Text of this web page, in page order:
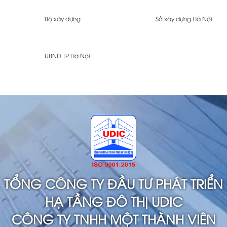
Bộ xây dựng Sở xây dựng Hà Nội
UBND TP Hà Nội
TỔNG CÔNG TY ĐẦU TƯ PHÁT TRIỂN
HẠ TẦNG ĐÔ THỊ UDIC
CÔNG TY TNHH MỘT THÀNH VIÊN